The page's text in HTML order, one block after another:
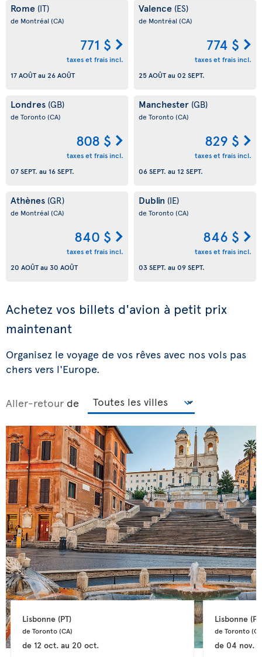
Rome (IT)
de Montréal (CA)
771 $
taxes et frais incl.
17 AOÛTau 26 AOÛT
Valence (ES)
de Montréal (CA)
774 $
taxes et frais incl.
25 AOÛTau 02 SEPT.
Londres (GB)
de Toronto(CA)
808 $
taxes et frais incl.
07 SEPT. au 16 SEPT.
Manchester (GB)
de Toronto(CA)
829 $
taxes et frais incl.
06 SEPT. au 12 SEPT.
Athènes (GR)
de Montréal (CA)
840 $
taxes et frais incl.
20 AOÛTau 30 AOÛT
Dublin (IE)
de Toronto(CA)
846 $
taxes et frais incl.
03 SEPT. au 09 SEPT.
Achetez vos billets d'avion à petit prix
maintenant
Organisez le voyage de vos rêves avec nos vols pas
chers vers l'Europe.
Aller-retour de
Lisbonne (PT)
de Toronto (CA)
de 12 oct.au 20 oct.
Lisbonne
de Toronto
de 04 nov.